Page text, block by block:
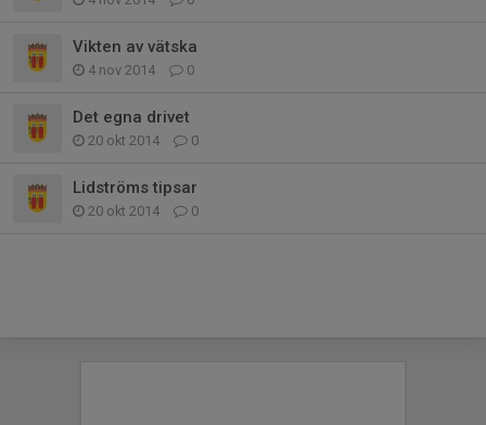
Vikten av vätska
4 nov 2014 0
Det egna drivet
20 okt 2014 0
Lidströms tipsar
20 okt 2014 0